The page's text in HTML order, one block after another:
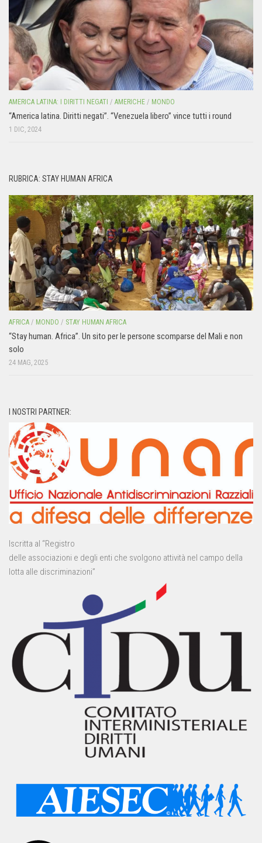
AMERICA LATINA: I DIRITTI NEGATI / AMERICHE / MONDO
“America latina. Diritti negati”. “Venezuela libero” vince tutti i round
1 DIC, 2024
RUBRICA: STAY HUMAN AFRICA
AFRICA / MONDO / STAY HUMAN AFRICA
“Stay human. Africa”. Un sito per le persone scomparse del Mali e non
solo
24 MAG, 2025
I NOSTRI PARTNER:
Iscritta al “Registro
delle associazioni e degli enti che svolgono attività nel campo della
lotta alle discriminazioni”